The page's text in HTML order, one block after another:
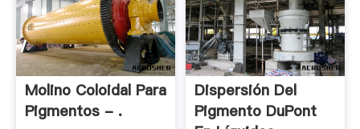
Molino Coloidal Para
Pigmentos - .
Dispersión Del
Pigmento DuPont